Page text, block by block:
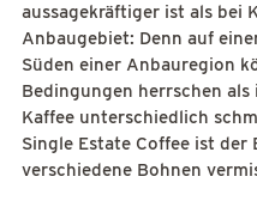
aussagekräftiger ist als bei
Anbaugebiet: Denn auf
Süden einer Anbauregion
Bedingungen herrschen als
Kaffee unterschiedlich
Single Estate Coffee ist der
verschiedene Bohnen